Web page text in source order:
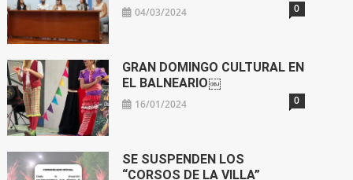
04/03/2024 0
GRAN DOMINGO CULTURAL EN
EL BALNEARIO￼
16/01/2024 0
SE SUSPENDEN LOS
“CORSOS DE LA VILLA”